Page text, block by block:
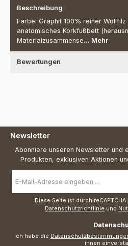
Beschreibung
Farbe: Graphit 100% reiner Wollfilz
anatomisches Korkfußbett
Materialzusammense… Mehr
Bewertungen
Newsletter
Abonniere unseren Newsletter und
Produkten, exklusiven Aktionen
Mail-
Adresse
Diese Seite ist durch
Datenschutzrichtlinie und
Ich habe die
ihnen